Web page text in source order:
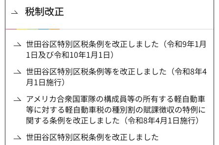
税制改正
世田谷区特別区税条例を改正しました（令和9年1月
1日及び令和10年1月1日）
世田谷区特別区税条例等を改正しました（令和8年4
月1日施行）
アメリカ合衆国軍隊の構成員等の所有する軽自動車
等に対する軽自動車税の種別割の賦課徴収の特例に
関する条例を改正しました（令和8年4月1日施行）
世田谷区特別区税条例を改正しました